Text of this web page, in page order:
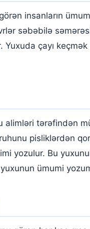
insanların
səbəbilə
çayı
alimləri tərəfindən
pisliklərdən
yozulur. Bu
ümumi